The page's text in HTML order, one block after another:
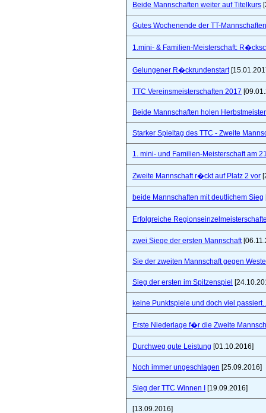
Beide Mannschaften weiter auf Titelkurs
Gutes Wochenende der TT-
1.mini- & Familien-Meisterschaft:
Gelungener R�ckrundenstart
TTC Vereinsmeisterschaften 2017
Beide Mannschaften holen
Starker Spieltag des TTC - Zweite
1. mini- und Familien-Meisterschaft am
Zweite Mannschaft r�ckt auf Platz 2 vor
beide Mannschaften mit deutlichem Sieg
Erfolgreiche
zwei Siege der ersten Mannschaft
Sie der zweiten Mannschaft gegen
Sieg der ersten im Spitzenspiel
keine Punktspiele und doch viel
Erste Niederlage f�r die Zweite
Durchweg gute Leistung [01.10.2016]
Noch immer ungeschlagen [25.09.2016]
Sieg der TTC Winnen I [19.09.2016]
[13.09.2016]